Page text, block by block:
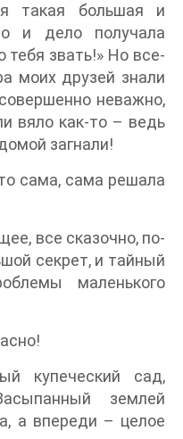
такая большая и
и дело получала
тебя звать!» Но все-
моих друзей знали
неважно,
вяло как-то – ведь
загнали!
сама, сама решала
все сказочно, по-
секрет, и тайный
маленького
купеческий сад,
землей
а впереди – целое